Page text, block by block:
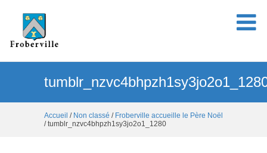
Accueil / Non classé / Froberville accueille le Père Noël
/ tumblr_nzvc4bhpzh1sy3jo2o1_1280